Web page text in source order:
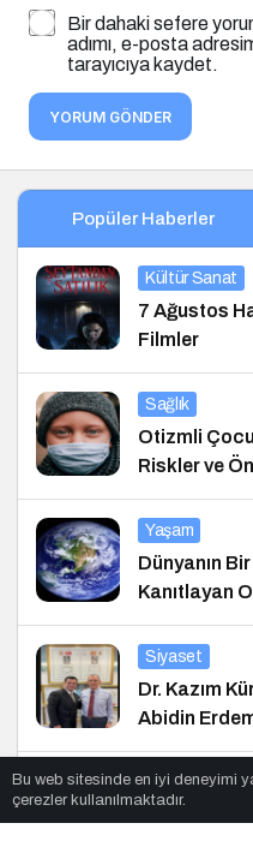
Bir dahaki sefere
adımı, e-posta
tarayıcıya kaydet.
YORUM GÖNDER
Popüler Haberler
Kültür Sanat
7 Ağustos
Filmler
Sağlık
Otizmli
Riskler ve
Yaşam
Dünyanın
Kanıtlayan
Siyaset
Dr. Kazım
Abidin
Ekonomi
Bu web sitesinde en iyi deneyimi
çerezler kullanılmaktadır.